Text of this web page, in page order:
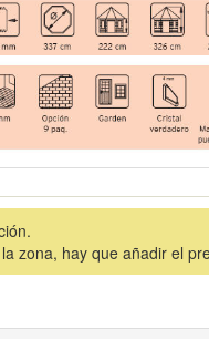
zona, hay que añadir el